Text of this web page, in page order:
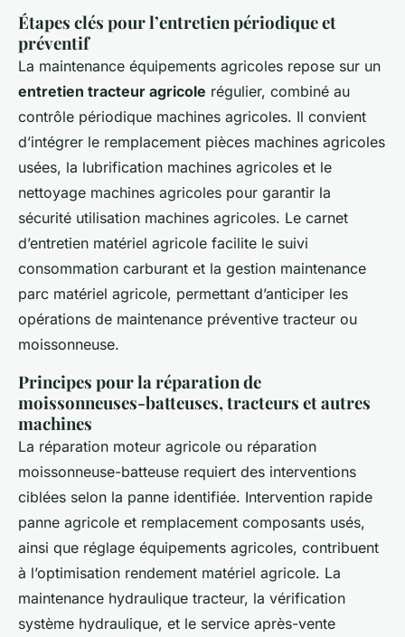
Étapes clés pour l’entretien périodique et
préventif
La maintenance équipements agricoles repose sur un
entretien tracteur agricole régulier, combiné au
contrôle périodique machines agricoles. Il convient
d’intégrer le remplacement pièces machines agricoles
usées, la lubrification machines agricoles et le
nettoyage machines agricoles pour garantir la
sécurité utilisation machines agricoles. Le carnet
d’entretien matériel agricole facilite le suivi
consommation carburant et la gestion maintenance
parc matériel agricole, permettant d’anticiper les
opérations de maintenance préventive tracteur ou
moissonneuse.
Principes pour la réparation de
moissonneuses-batteuses, tracteurs et autres
machines
La réparation moteur agricole ou réparation
moissonneuse-batteuse requiert des interventions
ciblées selon la panne identifiée. Intervention rapide
panne agricole et remplacement composants usés,
ainsi que réglage équipements agricoles, contribuent
à l’optimisation rendement matériel agricole. La
maintenance hydraulique tracteur, la vérification
système hydraulique, et le service après-vente